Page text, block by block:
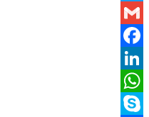
Twitter
Gmail
Facebook
LinkedIn
WhatsApp